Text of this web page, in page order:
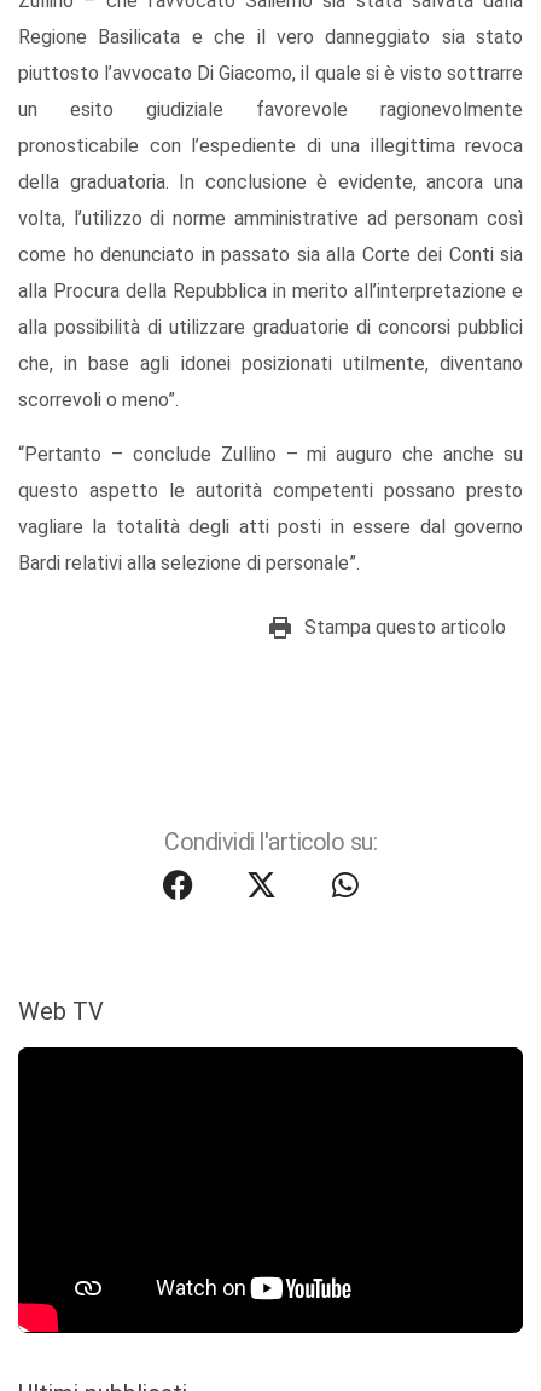
Regione Basilicata e che il vero danneggiato sia stato
piuttosto l’avvocato Di Giacomo, il quale si è visto sottrarre
un esito giudiziale favorevole ragionevolmente
pronosticabile con l’espediente di una illegittima revoca
della graduatoria. In conclusione è evidente, ancora una
volta, l’utilizzo di norme amministrative ad personam così
come ho denunciato in passato sia alla Corte dei Conti sia
alla Procura della Repubblica in merito all’interpretazione e
alla possibilità di utilizzare graduatorie di concorsi pubblici
che, in base agli idonei posizionati utilmente, diventano
scorrevoli o meno”.
“Pertanto – conclude Zullino – mi auguro che anche su
questo aspetto le autorità competenti possano presto
vagliare la totalità degli atti posti in essere dal governo
Bardi relativi alla selezione di personale”.
Stampa questo articolo
Condividi l'articolo su:
Web TV